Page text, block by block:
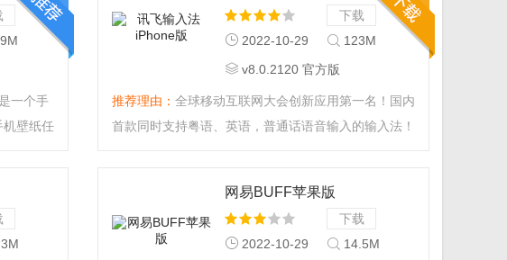
一个手
机壁纸任
下载
2022-10-29
123M
v8.0.2120 官方版
推荐理由： 全球移动互联网大会创新应用第一名！国内
首款同时支持粤语、英语，普通话语音输入的输入法！
子科技创始人罗永浩力荐的讯飞输入法,语音输入识别
率97，1分钟400字,语音输入带你飞！不仅语音准、手
写快、输入流畅、安装包小，还有海量精美皮肤、贱萌
下载
网易BUFF苹果版
2022-10-29
14.5M